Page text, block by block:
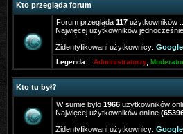
Kto przegląda forum
Forum przegląda 117 użytkowników
Najwięcej użytkowników
Zidentyfikowani użytkownicy:
Legenda :: Administratorzy,
Kto tu był?
W sumie było 1966 użytkowników
Najwięcej użytkowników online
Zidentyfikowani użytkownicy: